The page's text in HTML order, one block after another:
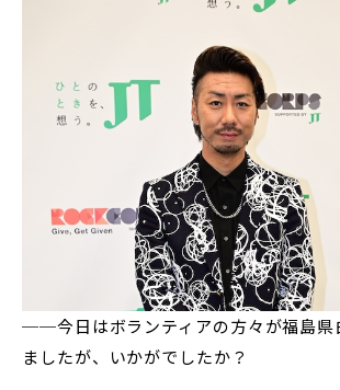
──今日はボランティアの方々が福島県
ましたが、いかがでしたか？